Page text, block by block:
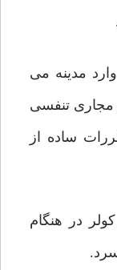
مدینه می
مجاری تنفسی
ساده از
در هنگام